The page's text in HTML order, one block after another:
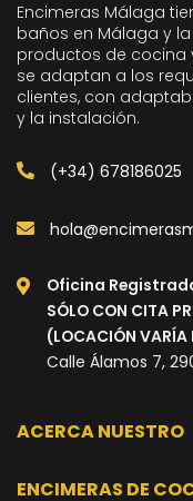
Encimeras Málaga
baños en Málaga y
productos de cocina
se adaptan a los
clientes, con
y la instalación.
(+34) 678186025
Oficina
SÓLO CON CITA
(LOCACIÓN VARÍA
Calle Álamos 7,
ACERCA NUESTRO
ENCIMERAS DE